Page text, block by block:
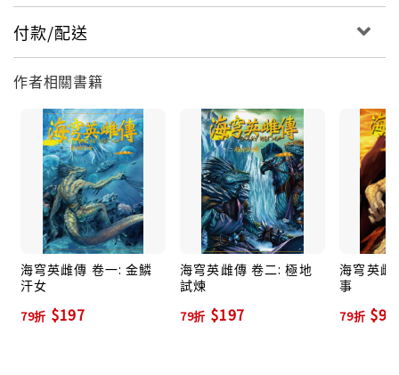
詳盡解析專屬於鳥人的生態、習俗，與文化
星空神話、漂泊旅途、雨林裡的巨都，以及與生俱來的
飛翔本能……
邀您共享心田裡的自由，與天空！
超豪華16P彩頁
登場角色彩稿全介紹，帶您輕鬆融入鳥人世界
詳盡附錄重點功略鳥人飛行生理學、種族特色
徹底拓展《海穹英雌傳》世界觀！
2016年最溫暖浪漫的奇幻故事集
為了保存即將消逝的鳥人傳統文化，鳥人青年旅鴿與夥
伴們造訪千鏡湖
採集著一個又一個流傳在鳥人世界的傳奇故事
付款/配送
作者相關書籍
海穹英雌傳 卷一: 金鱗
汗女
79折 $197
海穹英雌傳 卷二: 極地
試煉
79折 $197
海穹英雌
事
79折 $94